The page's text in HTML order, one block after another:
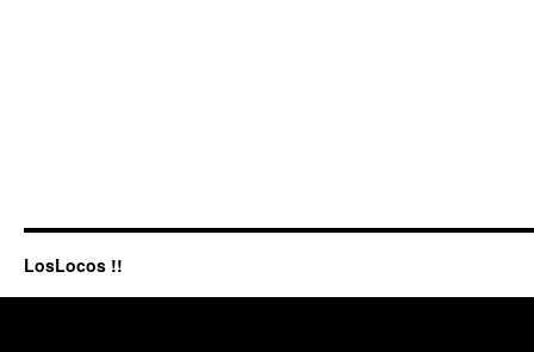
LosLocos !!